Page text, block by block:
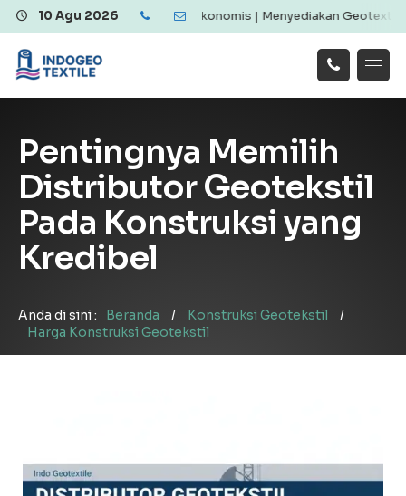
10 Agu 2026
Berkualitas dan Ekonomis | Menyediakan Geotextile Woven
Tentang Kami
Galeri
Layanan
Hubungi
!
Pentingnya Memilih
Distributor Geotekstil
Pada Konstruksi yang
Kredibel
Anda di sini : Beranda / Konstruksi Geotekstil
/
Harga Konstruksi Geotekstil